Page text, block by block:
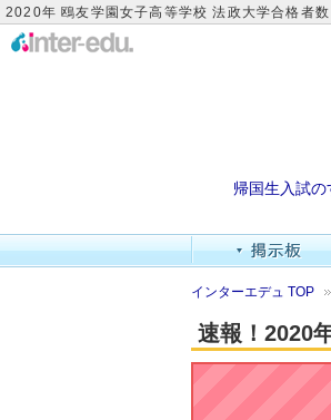
2020年 鴎友学園女子高等学校 法政大学合格者
帰国生入試の
インターエデュ TOP
速報！2020